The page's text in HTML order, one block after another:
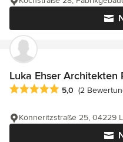
Luka Ehser Architekten
Durchschnittliche
5,0 (2
Könneritzstraße 25, 04229